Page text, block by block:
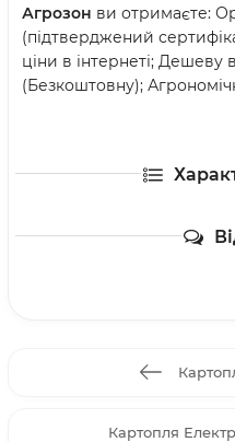
Агрозон ви отримаєте:
(підтверджений
ціни в інтернеті; Дешеву
(Безкоштовну);
Картопля